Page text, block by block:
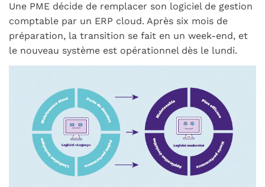
Une PME décide de remplacer son logiciel de gestion
comptable par un ERP cloud. Après six mois de
préparation, la transition se fait en un week-end, et
le nouveau système est opérationnel dès le lundi.